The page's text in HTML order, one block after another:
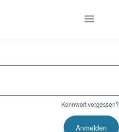
Kennwort vergessen?